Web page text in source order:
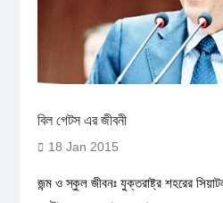
বিল গেটস এর জীবনী
18 Jan 2015
জন্ম ও স্কুল জীবনঃ যুক্তরাষ্ট্র শহরের